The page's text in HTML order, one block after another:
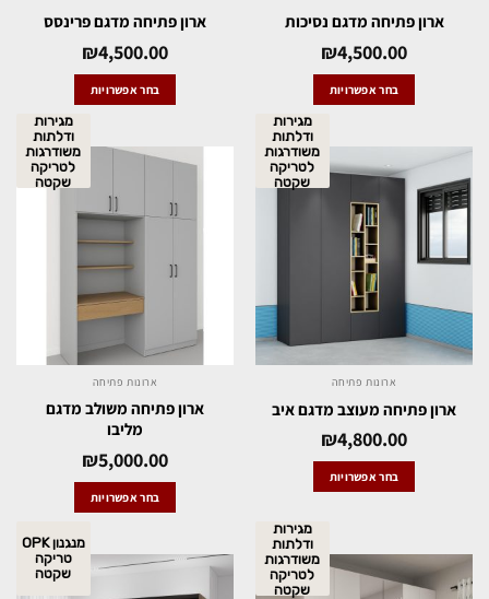
ארון פתיחה מדגם נסיכות
₪4,500.00
בחר אפשרויות
ארון פתיחה מדגם פרינסס
₪4,500.00
בחר אפשרויות
מגירות
ודלתות
משודרגות
לטריקה
שקטה
ארונות פתיחה
ארון פתיחה מעוצב מדגם איב
₪4,800.00
בחר אפשרויות
מגירות
ודלתות
משודרגות
לטריקה
שקטה
ארונות פתיחה
ארון פתיחה משולב מדגם
מליבו
₪5,000.00
בחר אפשרויות
מגירות
ודלתות
משודרגות
לטריקה
שקטה
מנגנון OPK
טריקה
שקטה